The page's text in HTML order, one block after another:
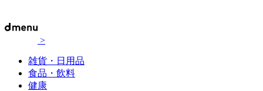
>
雑貨・日用品
食品・飲料
健康